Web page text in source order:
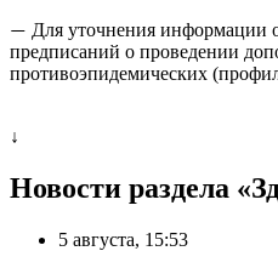
— Для уточнения информации
предписаний о проведении
противоэпидемических
↓
Новости раздела
5 августа, 15:53